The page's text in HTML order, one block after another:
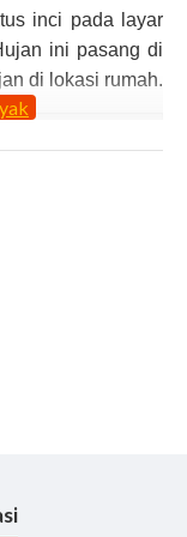
inci pada layar
ini pasang di
di lokasi rumah.
tahunan.
alkaline dan
disertakan dan
Tentunya